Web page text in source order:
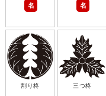
名 名
割り柊 三つ柊